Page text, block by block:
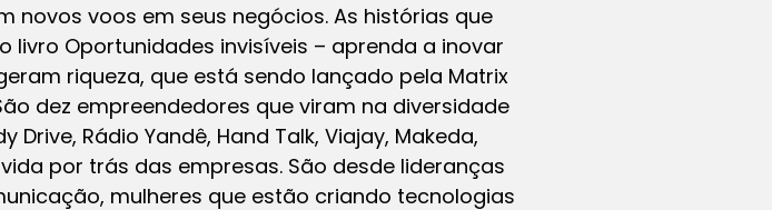
novos voos em seus negócios. As histórias que
Oportunidades invisíveis – aprenda a inovar
riqueza, que está sendo lançado pela Matrix
dez empreendedores que viram na diversidade
Rádio Yandê, Hand Talk, Viajay, Makeda,
por trás das empresas. São desde lideranças
mulheres que estão criando tecnologias